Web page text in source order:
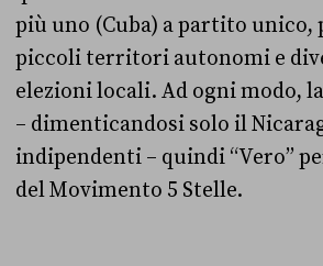
più uno (Cuba) a partito unico,
piccoli territori autonomi e
elezioni locali. Ad ogni modo,
– dimenticandosi solo il
indipendenti – quindi “Vero”
del Movimento 5 Stelle.